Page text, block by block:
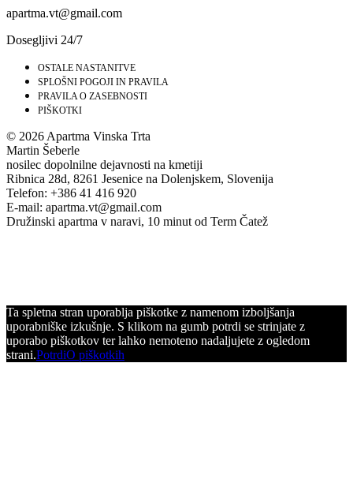
apartma.vt@gmail.com
Dosegljivi 24/7
OSTALE NASTANITVE
SPLOŠNI POGOJI IN PRAVILA
PRAVILA O ZASEBNOSTI
PIŠKOTKI
© 2026 Apartma Vinska Trta
Martin Šeberle
nosilec dopolnilne dejavnosti na kmetiji
Ribnica 28d, 8261 Jesenice na Dolenjskem, Slovenija
Telefon: +386 41 416 920
E-mail: apartma.vt@gmail.com
Družinski apartma v naravi, 10 minut od Term Čatež
Ta spletna stran uporablja piškotke z namenom izboljšanja
uporabniške izkušnje. S klikom na gumb potrdi se strinjate z
uporabo piškotkov ter lahko nemoteno nadaljujete z ogledom
strani.PotrdiO piškotkih